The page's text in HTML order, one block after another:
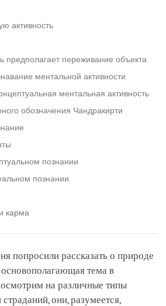
активность
предполагает переживание объекта
ментальной активности
ментальная активность
обозначения Чандракирти
познании
познании
карма
попросили рассказать о природе
основополагающая тема в
на различные типы
они, разумеется,